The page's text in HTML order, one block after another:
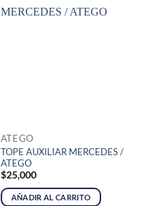
ATEGO
TOPE AUXILIAR MERCEDES /
ATEGO
$25,000
AÑADIR AL CARRITO